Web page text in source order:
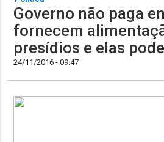
Governo não paga
fornecem
presídios e elas
24/11/2016 - 09:47